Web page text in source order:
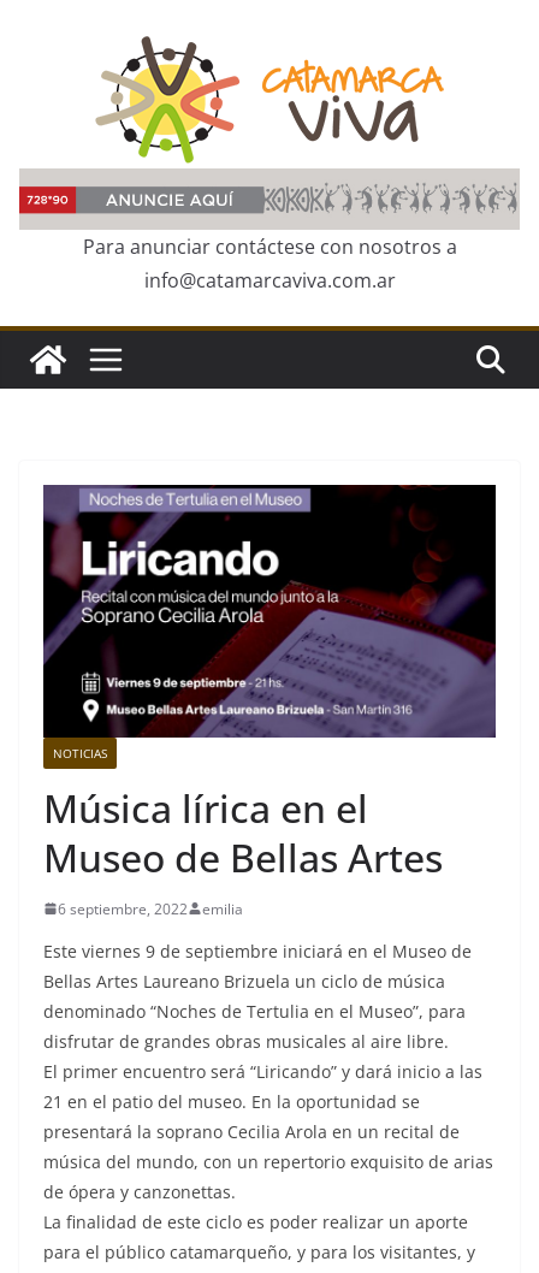
Para anunciar contáctese con nosotros a
info@catamarcaviva.com.ar
NOTICIAS
Música lírica en el
Museo de Bellas Artes
6 septiembre, 2022 emilia
Este viernes 9 de septiembre iniciará en el Museo de
Bellas Artes Laureano Brizuela un ciclo de música
denominado “Noches de Tertulia en el Museo”, para
disfrutar de grandes obras musicales al aire libre.
El primer encuentro será “Liricando” y dará inicio a las
21 en el patio del museo. En la oportunidad se
presentará la soprano Cecilia Arola en un recital de
música del mundo, con un repertorio exquisito de arias
de ópera y canzonettas.
La finalidad de este ciclo es poder realizar un aporte
para el público catamarqueño, y para los visitantes, y